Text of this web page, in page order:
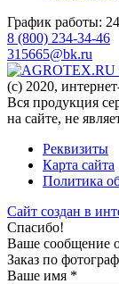
График работы:
8 (800) 234-34-46
315665@bk.ru
(c) 2020,
Вся продукция
на сайте, не
Реквизиты
Карта сайта
Политика
Сайт создан в
Спасибо!
Ваше сообщение
Заказ по
Ваше имя *